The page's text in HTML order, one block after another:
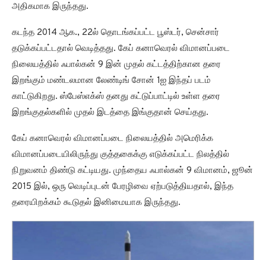
அதிகமாக இருந்தது.
கடந்த 2014 ஆக., 22ல் தொடங்கப்பட்ட பூஸ்டர், சென்சார்
தடுக்கப்பட்டதால் வெடித்தது. கேப் கனாவெரல் விமானப்படை
நிலையத்தில் ஃபால்கன் 9 இன் முதல் கட்டத்திற்கான தரை
இறங்கும் மண்டலமான லேண்டிங் சோன் 1ஐ இந்தப் படம்
காட்டுகிறது. ஸ்பேஸ்எக்ஸ் தனது கட்டுப்பாட்டில் உள்ள தரை
இறங்குதல்களில் முதல் இடத்தை இங்குதான் செய்தது.
கேப் கனாவெரல் விமானப்படை நிலையத்தில் அமெரிக்க
விமானப்படையிலிருந்து குத்தகைக்கு எடுக்கப்பட்ட நிலத்தில்
நிறுவனம் திண்டு கட்டியது. முந்தைய ஃபால்கன் 9 விமானம், ஜூன்
2015 இல், ஒரு வெடிப்புடன் பேரழிவை ஏற்படுத்தியதால், இந்த
தரையிறக்கம் கூடுதல் இனிமையாக இருந்தது.